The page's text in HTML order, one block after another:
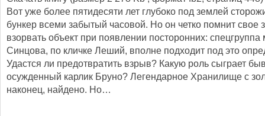
Вот уже более пятидесяти лет глубоко под землей
бункер всеми забытый часовой. Но он четко помнит свое
взорвать объект при появлении посторонних: спецгруппа
Синцова, по кличке Леший, вполне подходит под это
Удастся ли предотвратить взрыв? Какую роль сыграет
осужденный карлик Бруно? Легендарное Хранилище с
наконец, найдено. Но…